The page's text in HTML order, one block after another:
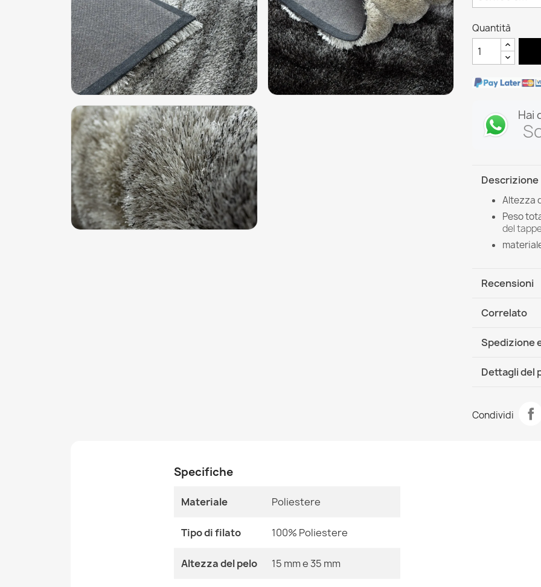
Quantità
Hai
Descrizione
Altezza
Peso
del
Recensioni
Correlato
Tappeto
beige
Spedizione
DHL / GLS
Dettagli del
Condividi
Specifiche
Materiale Poliestere
Tipo di filato 100% Poliestere
Altezza del pelo 15 mm e 35 mm